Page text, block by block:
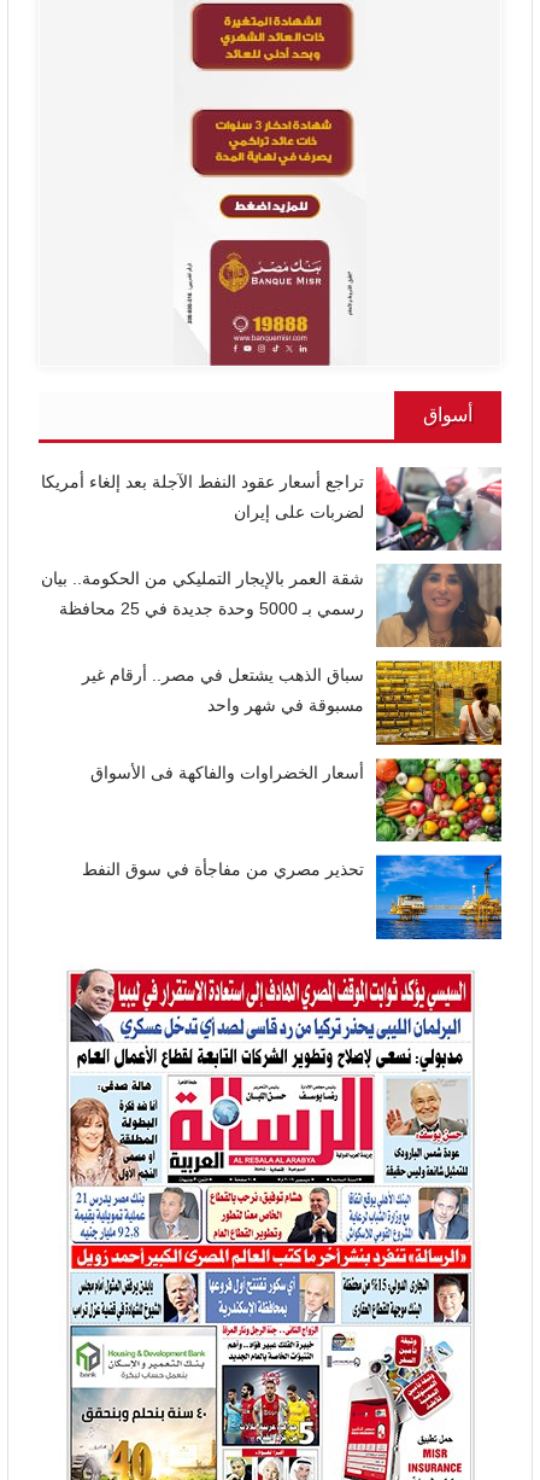
أسواق
تراجع أسعار عقود النفط الآجلة بعد إلغاء أمريكا
لضربات على إيران
شقة العمر بالإيجار التمليكي من الحكومة.. بيان
رسمي بـ 5000 وحدة جديدة في 25 محافظة
سباق الذهب يشتعل في مصر.. أرقام غير
مسبوقة في شهر واحد
أسعار الخضراوات والفاكهة فى الأسواق
تحذير مصري من مفاجأة في سوق النفط